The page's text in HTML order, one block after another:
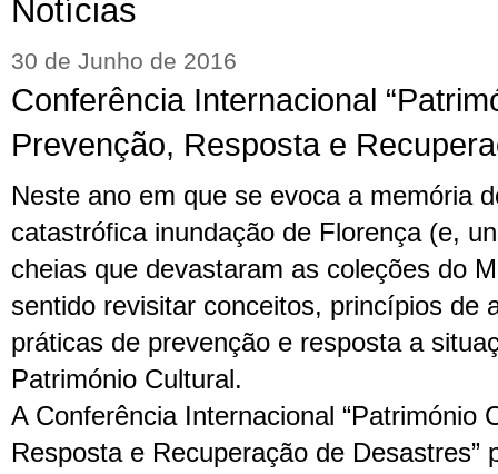
Notícias
30 de Junho de 2016
Conferência Internacional
Prevenção, Resposta e
Neste ano em que se evoca a memória
catastrófica inundação de Florença (e,
cheias que devastaram as coleções do
sentido revisitar conceitos, princípios de
práticas de prevenção e resposta a
Património Cultural.
A Conferência Internacional “Património
Resposta e Recuperação de Desastres”